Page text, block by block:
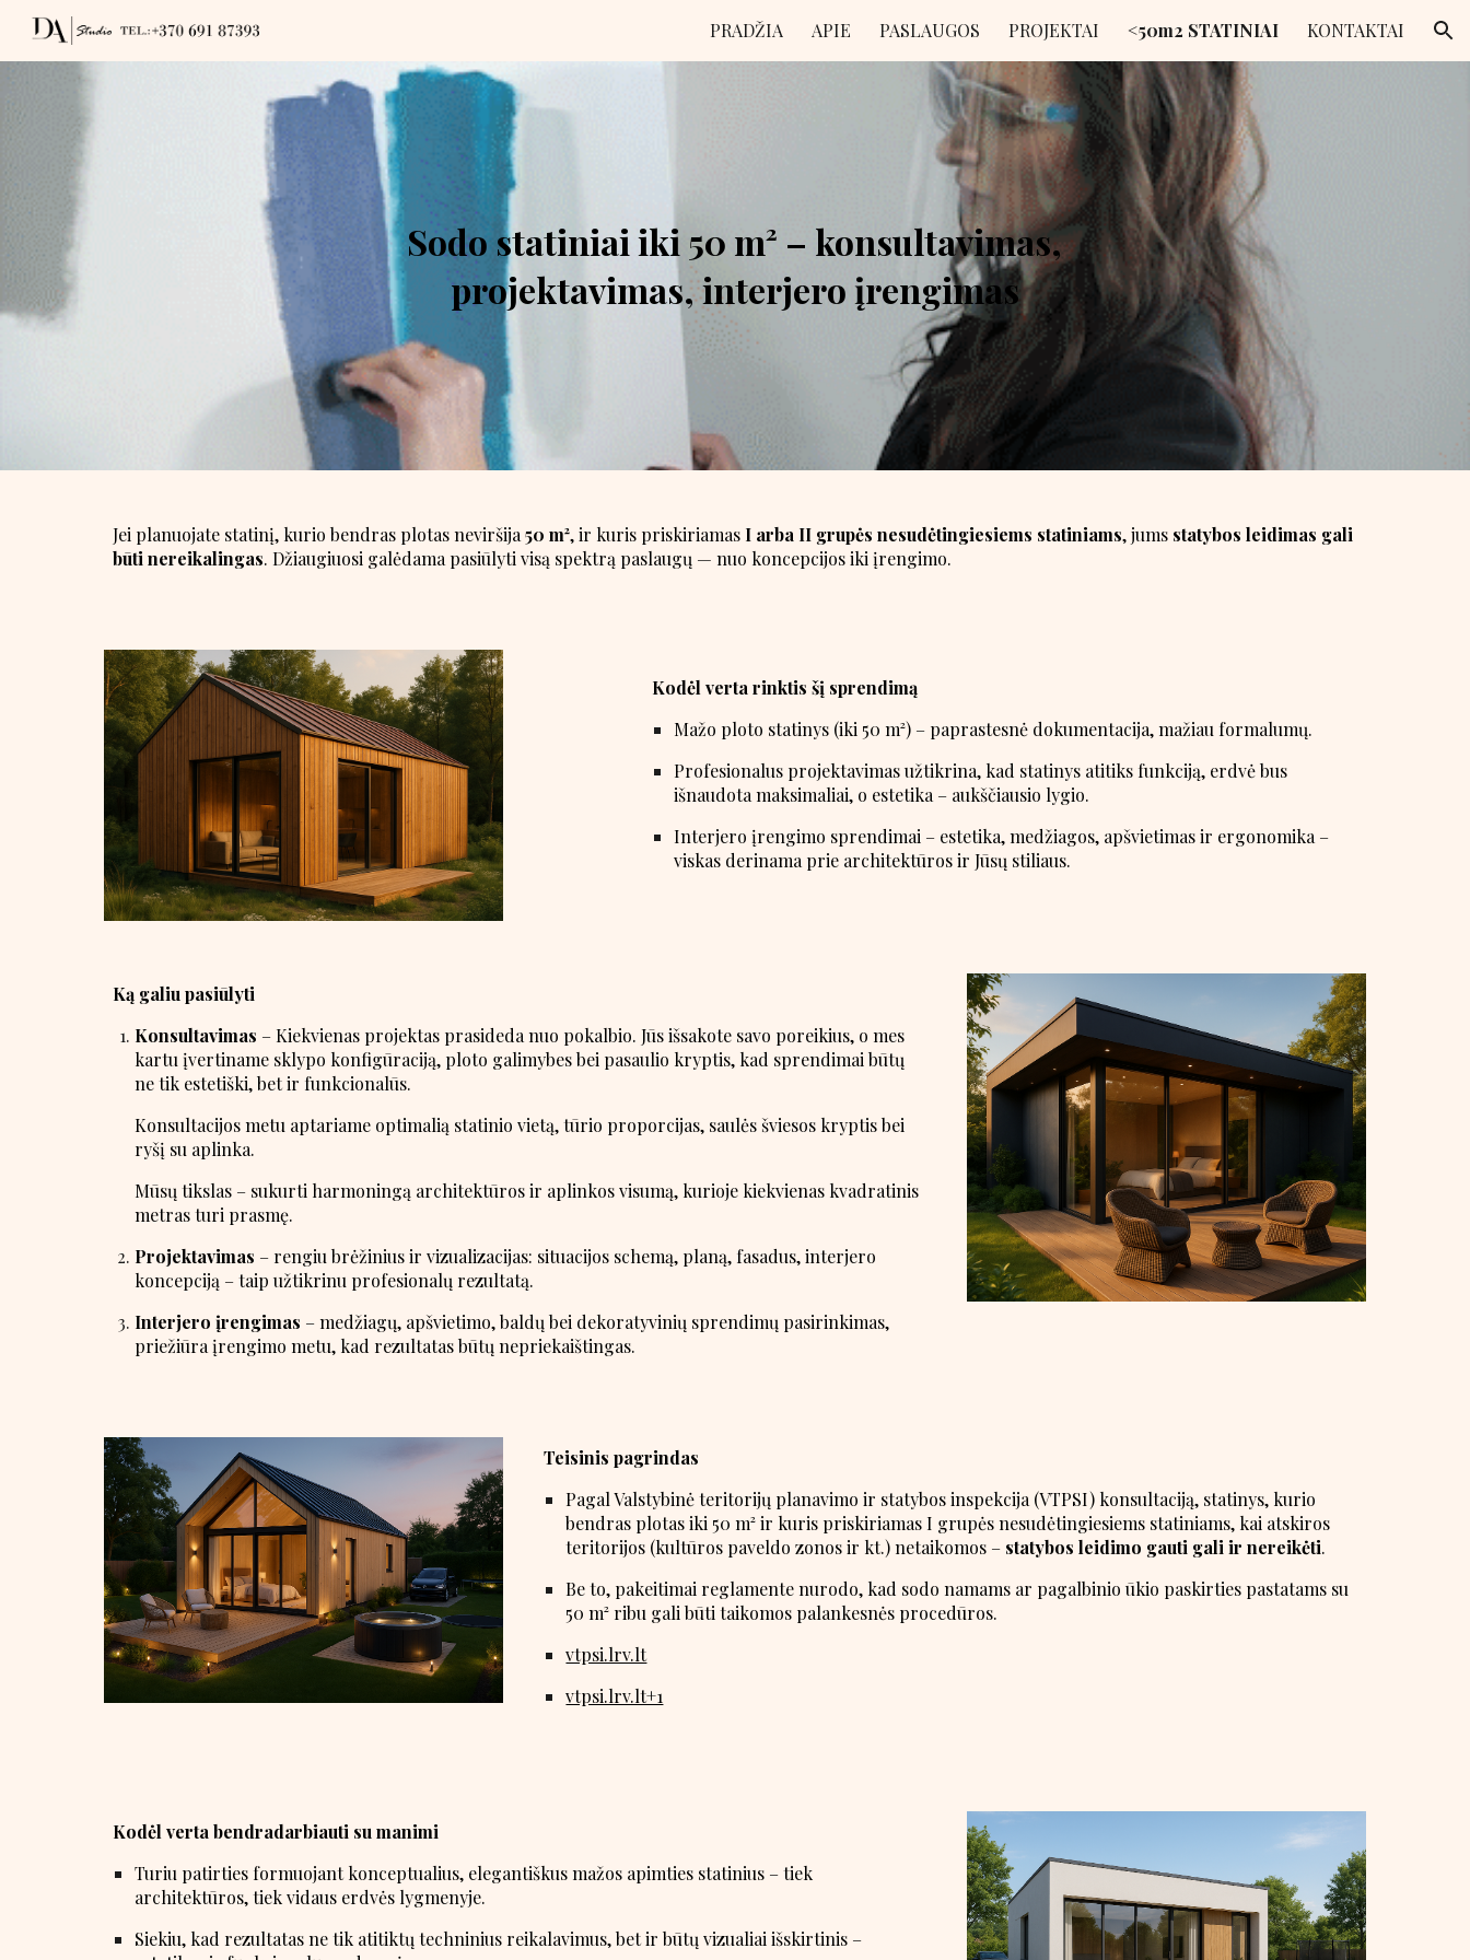
Skip to navigation
PRADŽIA APIE PASLAUGOS PROJEKTAI <50m2 STATINIAI KONTAKTAI
Sodo statiniai iki 50 m² – konsultavimas,
projektavimas, interjero įrengimas
Jei planuojate statinį, kurio bendras plotas neviršija 50 m², ir kuris priskiriamas I arba II grupės nesudėtingiesiems statiniams, jums statybos leidimas gali
būti nereikalingas. Džiaugiuosi galėdama pasiūlyti visą spektrą paslaugų — nuo koncepcijos iki įrengimo.
Kodėl verta rinktis šį sprendimą
Mažo ploto statinys (iki 50 m²) – paprastesnė dokumentacija, mažiau formalumų.
Profesionalus projektavimas užtikrina, kad statinys atitiks funkciją, erdvė bus
išnaudota maksimaliai, o estetika – aukščiausio lygio.
Interjero įrengimo sprendimai – estetika, medžiagos, apšvietimas ir ergonomika –
viskas derinama prie architektūros ir Jūsų stiliaus.
Ką galiu pasiūlyti
Konsultavimas –Kiekvienas projektas prasideda nuo pokalbio. Jūs išsakote savo poreikius, o mes
kartu įvertiname sklypo konfigūraciją, ploto galimybes bei pasaulio kryptis, kad sprendimai būtų
ne tik estetiški, bet ir funkcionalūs.
Konsultacijos metu aptariame optimalią statinio vietą, tūrio proporcijas, saulės šviesos kryptis bei
ryšį su aplinka.
Mūsų tikslas – sukurti harmoningą architektūros ir aplinkos visumą, kurioje kiekvienas kvadratinis
metras turi prasmę.
Projektavimas – rengiu brėžinius ir vizualizacijas: situacijos schemą, planą, fasadus, interjero
koncepciją – taip užtikrinu profesionalų rezultatą.
Interjero įrengimas – medžiagų, apšvietimo, baldų bei dekoratyvinių sprendimų pasirinkimas,
priežiūra įrengimo metu, kad rezultatas būtų nepriekaištingas.
Teisinis pagrindas
Pagal Valstybinė teritorijų planavimo ir statybos inspekcija (VTPSI) konsultaciją, statinys, kurio
bendras plotas iki 50 m² ir kuris priskiriamas I grupės nesudėtingiesiems statiniams, kai atskiros
teritorijos (kultūros paveldo zonos ir kt.) netaikomos – statybos leidimo gauti gali ir nereikėti.
Be to, pakeitimai reglamente nurodo, kad sodo namams ar pagalbinio ūkio paskirties pastatams su
50 m² ribu gali būti taikomos palankesnės procedūros.
vtpsi.lrv.lt
vtpsi.lrv.lt+1
Kodėl verta bendradarbiauti su manimi
Turiu patirties formuojant konceptualius, elegantiškus mažos apimties statinius – tiek
architektūros, tiek vidaus erdvės lygmenyje.
Siekiu, kad rezultatas ne tik atitiktų techninius reikalavimus, bet ir būtų vizualiai išskirtinis –